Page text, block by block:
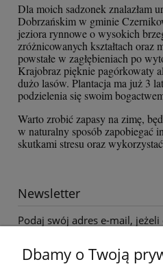
Dla moich sadzonek znalazłam
Dobrzańskim w gminie
jeziora rynnowe o wysokich
zróżnicowanych kształtach oraz
powstałe w zagłębieniach po
Krajobraz pięknie pagórkowaty
dużo lasów. Plantacja ma już 3
podzielenia się swoim
Warto zrobić zapasy na zimę,
w naturalny sposób zapobiegać
skutkami stresu oraz
Newsletter
Podaj swój adres e-mail,
Dbamy o Twoją